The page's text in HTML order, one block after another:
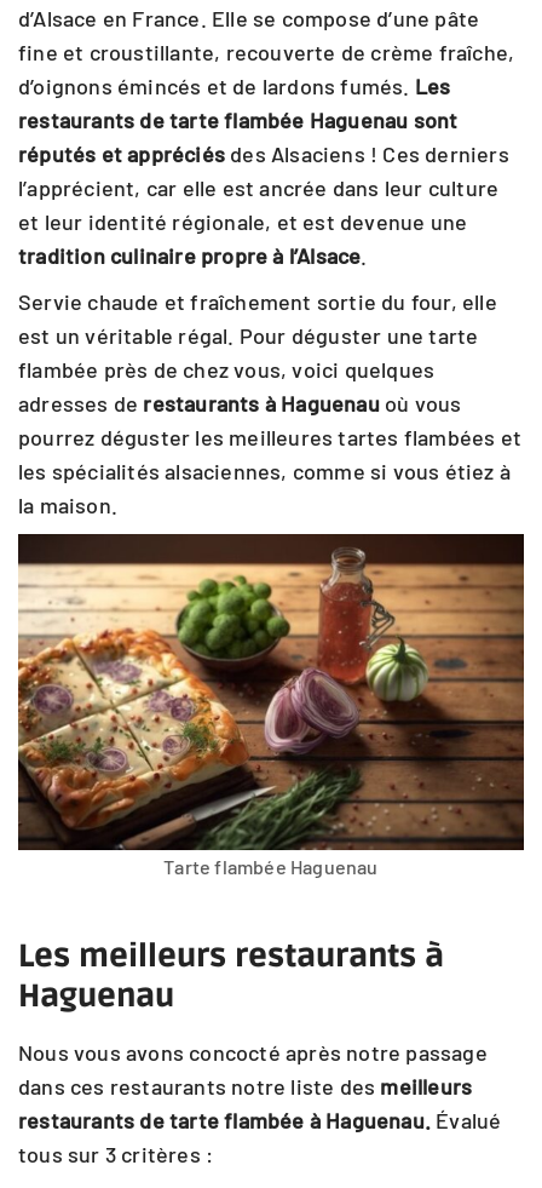
d’Alsace en France. Elle se compose d’une pâte
fine et croustillante, recouverte de crème fraîche,
d’oignons émincés et de lardons fumés. Les
restaurants de tarte flambée Haguenau sont
réputés et appréciés des Alsaciens ! Ces derniers
l’apprécient, car elle est ancrée dans leur culture
et leur identité régionale, et est devenue une
tradition culinaire propre à l’Alsace.
Servie chaude et fraîchement sortie du four, elle
est un véritable régal. Pour déguster une tarte
flambée près de chez vous, voici quelques
adresses de restaurants à Haguenauoù vous
pourrez déguster les meilleures tartes flambées et
les spécialités alsaciennes, comme si vous étiez à
la maison.
Tarte flambée Haguenau
Les meilleurs restaurants à
Haguenau
Nous vous avons concocté après notre passage
dans ces restaurants notre liste des meilleurs
restaurants de tarte flambée à Haguenau. Évalué
tous sur 3 critères :